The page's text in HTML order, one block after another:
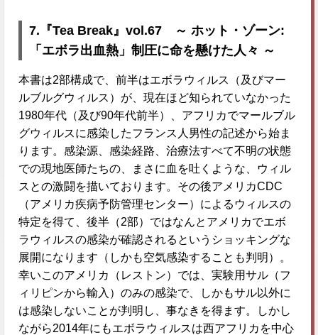
7.『Tea Break』vol.67 ～ ホット・ゾーン:
「エボラ出血熱」制圧に命を懸けた人々 ～
本書は2部構成で、前半はエボラウィルス（及びマー
ルブルグウィルス）が、現在ほど知られていなかった
1980年代（及び90年代前半）、アフリカでマールブル
グウィルスに感染したフランス人男性の記述から始ま
ります。感染源、感染経路、治療法すべて不明の状態
での現地医師たちの、まさに血を吐くような、ウィル
スとの激闘を描いております。その後アメリカCDC
（アメリカ疾病予防管理センター）によるウィルスの
特定を得て、後半（2部）ではなんとアメリカでエボ
ラウィルスの感染が確認されるというショッキングな
展開になります（しかも空気感染することも判明）。
幸いこのアメリカ（レストン）では、実験用サル（フ
ィリピンから輸入）のみの感染で、しかもサル以外に
は感染しないことが判明し、事なきを得ます。しかし
ながら2014年にもエボラウィルスは西アフリカを中心